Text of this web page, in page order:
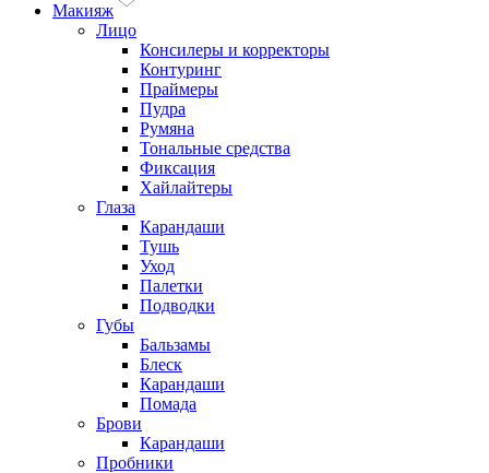
Макияж
Лицо
Консилеры и корректоры
Контуринг
Праймеры
Пудра
Румяна
Тональные средства
Фиксация
Хайлайтеры
Глаза
Карандаши
Тушь
Уход
Палетки
Подводки
Губы
Бальзамы
Блеск
Карандаши
Помада
Брови
Карандаши
Пробники